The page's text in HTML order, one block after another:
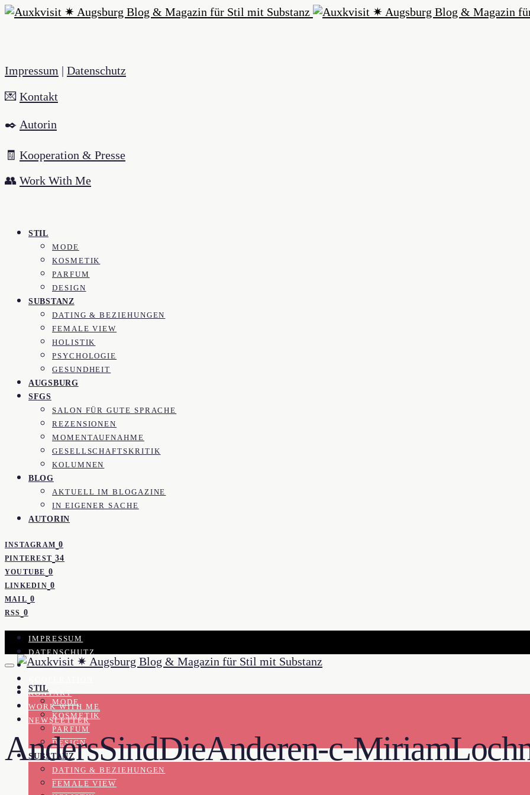
Impressum | Datenschutz
💌 Kontakt
✒️ Autorin
🧾 Kooperation & Presse
👥 Work With Me
STIL
MODE
KOSMETIK
PARFUM
DESIGN
SUBSTANZ
DATING & BEZIEHUNGEN
FEMALE VIEW
HOLISTIK
PSYCHOLOGIE
GESUNDHEIT
AUGSBURG
SFGS
SALON FÜR GUTE SPRACHE
REZENSIONEN
MOMENTAUFNAHME
GESELLSCHAFTSKRITIK
KOLUMNEN
BLOG
AKTUELL IM BLOGAZINE
IN EIGENER SACHE
AUTORIN
INSTAGRAM 0
PINTEREST 34
YOUTUBE 0
LINKEDIN 0
MAIL 0
RSS 0
IMPRESSUM
DATENSCHUTZ
PRESSE
KONTAKT
WORK WITH ME
NEWSLETTER
STIL
MODE
KOSMETIK
PARFUM
DESIGN
SUBSTANZ
DATING & BEZIEHUNGEN
FEMALE VIEW
AndersSindDieAnderen-c-